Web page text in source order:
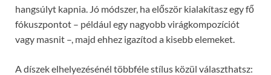
hangsúlyt kapnia. Jó módszer, ha először kialakítasz egy fő
fókuszpontot – például egy nagyobb virágkompozíciót
vagy masnit –, majd ehhez igazítod a kisebb elemeket.
A díszek elhelyezésénél többféle stílus közül választhatsz: